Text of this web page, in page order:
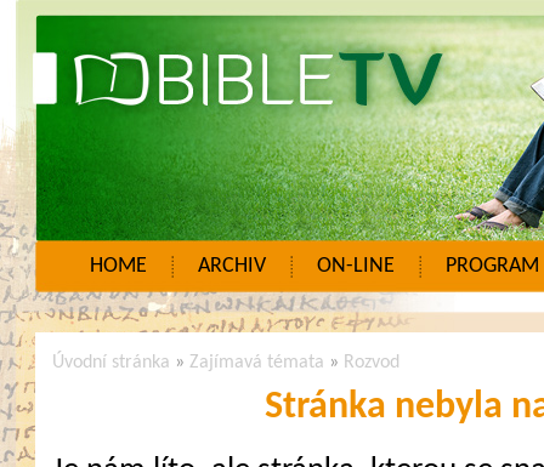
HOME ARCHIV ON-LINE PROGRAM
Úvodní stránka »Zajímavá témata » Rozvod
Stránka nebyla